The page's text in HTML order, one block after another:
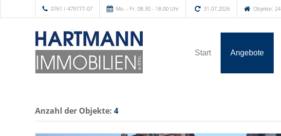
0761 / 479777-07 Mo. - Fr. 08.30 - 18.00 Uhr 31.07.2026 Objekte: 24
Start Angebote
Anzahl der Objekte: 4